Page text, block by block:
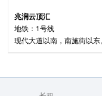
兆润云顶汇
地铁：1号线
现代大道以南，南施街以东